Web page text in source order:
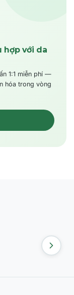
hợp với da
1:1 miễn phí —
hóa trong vòng